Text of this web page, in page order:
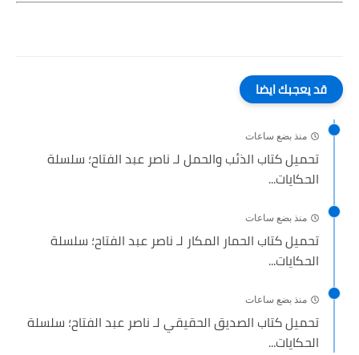
قد يعجبك ايضا
منذ بضع ساعات
تحميل كتاب الذئب والحمل لـ ناصر عبد الفتاح؛ سلسلة
الحكايات...
منذ بضع ساعات
تحميل كتاب الحمار المكار لـ ناصر عبد الفتاح؛ سلسلة
الحكايات...
منذ بضع ساعات
تحميل كتاب الصديق الحقيقي لـ ناصر عبد الفتاح؛ سلسلة
الحكايات...